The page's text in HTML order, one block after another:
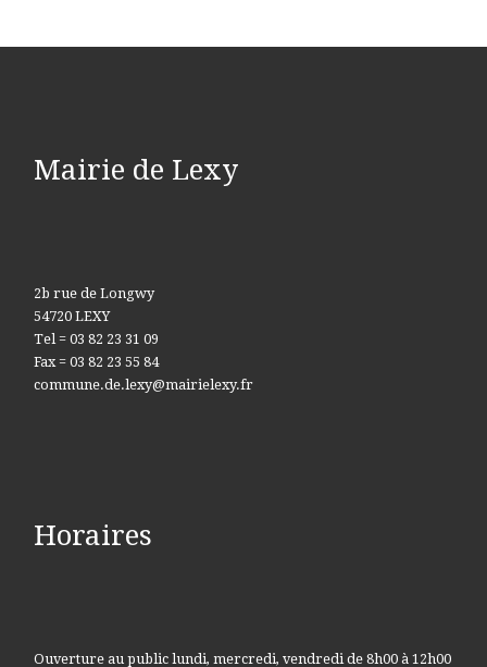
Mairie de Lexy
2b rue de Longwy
54720 LEXY
Tel = 03 82 23 31 09
Fax = 03 82 23 55 84
commune.de.lexy@mairielexy.fr
Horaires
Ouverture au public lundi, mercredi, vendredi de 8h00 à 12h00